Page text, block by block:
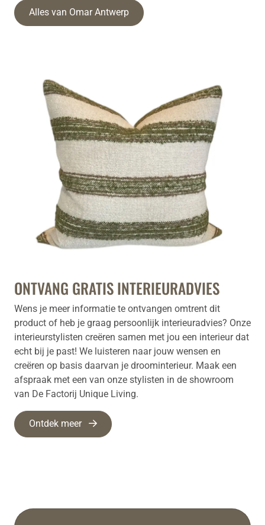
Alles van Omar Antwerp
ONTVANG GRATIS INTERIEURADVIES
Wens je meer informatie te ontvangen omtrent dit
product of heb je graag persoonlijk interieuradvies? Onze
interieurstylisten creëren samen met jou een interieur dat
echt bij je past! We luisteren naar jouw wensen en
creëren op basis daarvan je droominterieur. Maak een
afspraak met een van onze stylisten in de showroom
van De Factorij Unique Living.
Ontdek meer